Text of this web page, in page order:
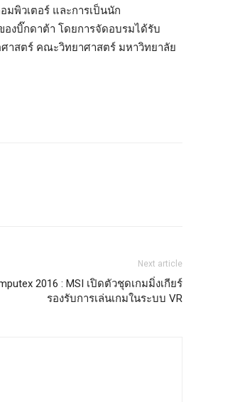
พิวเตอร์ และการเป็นนัก
งบิ๊กดาต้า โดยการจัดอบรมได้รับ
าสตร์ คณะวิทยาศาสตร์ มหาวิทยาลัย
Next article
2016 : MSI เปิดตัวชุดเกมมิ่งเกียร์
รองรับการเล่นเกมในระบบ VR